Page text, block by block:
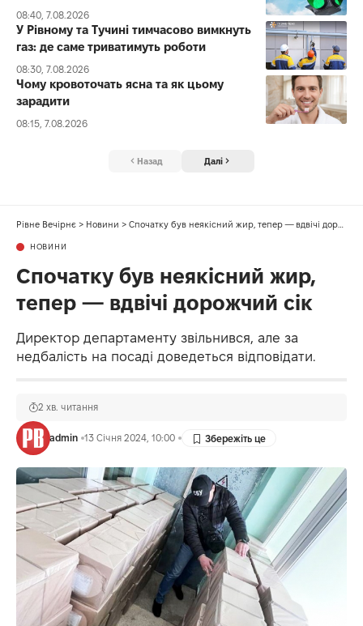
08:40, 7.08.2026
У Рівному та Тучині тимчасово вимкнуть
газ: де саме триватимуть роботи
08:30, 7.08.2026
Чому кровоточать ясна та як цьому
зарадити
08:15, 7.08.2026
Назад Далі
Рівне Вечірнє > Новини > Спочатку був неякісний жир, тепер — вдвічі дорожчий сік
НОВИНИ
Спочатку був неякісний жир,
тепер — вдвічі дорожчий сік
Директор департаменту звільнився, але за
недбалість на посаді доведеться відповідати.
admin 13 Січня 2024, 10:00
2 хв. читання